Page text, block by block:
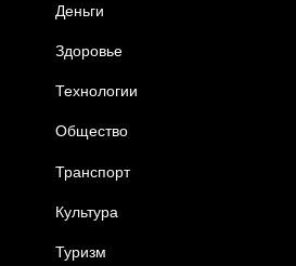
Деньги
Здоровье
Технологии
Общество
Транспорт
Культура
Туризм